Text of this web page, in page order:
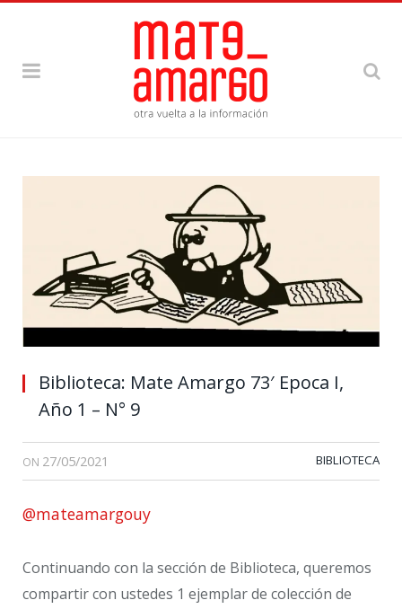
Biblioteca: Mate Amargo 73′ Epoca I,
Año 1 – N° 9
ON 27/05/2021 BIBLIOTECA
@mateamargouy
Continuando con la sección de Biblioteca, queremos
compartir con ustedes 1 ejemplar de colección de